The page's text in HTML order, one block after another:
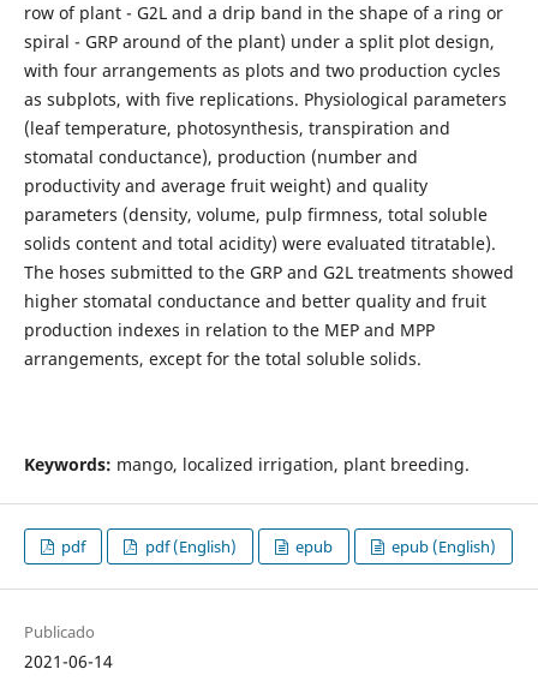
row of plant - G2L and a drip band in the shape of a ring or
spiral - GRP around of the plant) under a split plot design,
with four arrangements as plots and two production cycles
as subplots, with five replications. Physiological parameters
(leaf temperature, photosynthesis, transpiration and
stomatal conductance), production (number and
productivity and average fruit weight) and quality
parameters (density, volume, pulp firmness, total soluble
solids content and total acidity) were evaluated titratable).
The hoses submitted to the GRP and G2L treatments showed
higher stomatal conductance and better quality and fruit
production indexes in relation to the MEP and MPP
arrangements, except for the total soluble solids.
Keywords: mango, localized irrigation, plant breeding.
pdf pdf (English) epub epub (English)
Publicado
2021-06-14